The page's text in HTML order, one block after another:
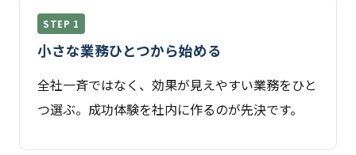
STEP 1
小さな業務ひとつから始める
全社一斉ではなく、効果が見えやすい業務をひと
つ選ぶ。成功体験を社内に作るのが先決です。